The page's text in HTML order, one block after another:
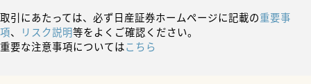
取引にあたっては、必ず日産証券ホームページに記載の重要事
項、 リスク説明等をよくご確認ください。
重要な注意事項についてはこちら